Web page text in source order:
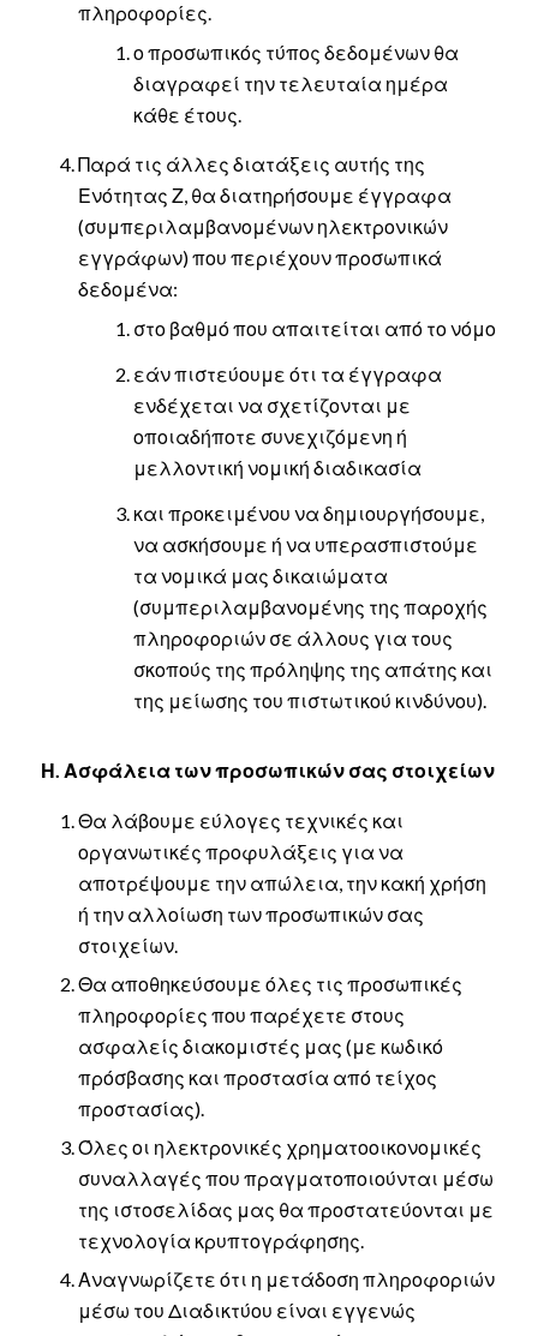
πληροφορίες.
ο προσωπικός τύπος δεδομένων θα
διαγραφεί την τελευταία ημέρα
κάθε έτους.
Παρά τις άλλες διατάξεις αυτής της
Ενότητας Ζ, θα διατηρήσουμε έγγραφα
(συμπεριλαμβανομένων ηλεκτρονικών
εγγράφων) που περιέχουν προσωπικά
δεδομένα:
στο βαθμό που απαιτείται από το νόμο
εάν πιστεύουμε ότι τα έγγραφα
ενδέχεται να σχετίζονται με
οποιαδήποτε συνεχιζόμενη ή
μελλοντική νομική διαδικασία
και προκειμένου να δημιουργήσουμε,
να ασκήσουμε ή να υπερασπιστούμε
τα νομικά μας δικαιώματα
(συμπεριλαμβανομένης της παροχής
πληροφοριών σε άλλους για τους
σκοπούς της πρόληψης της απάτης και
της μείωσης του πιστωτικού κινδύνου).
Η. Ασφάλεια των προσωπικών σας στοιχείων
Θα λάβουμε εύλογες τεχνικές και
οργανωτικές προφυλάξεις για να
αποτρέψουμε την απώλεια, την κακή χρήση
ή την αλλοίωση των προσωπικών σας
στοιχείων.
Θα αποθηκεύσουμε όλες τις προσωπικές
πληροφορίες που παρέχετε στους
ασφαλείς διακομιστές μας (με κωδικό
πρόσβασης και προστασία από τείχος
προστασίας).
Όλες οι ηλεκτρονικές χρηματοοικονομικές
συναλλαγές που πραγματοποιούνται μέσω
της ιστοσελίδας μας θα προστατεύονται με
τεχνολογία κρυπτογράφησης.
Αναγνωρίζετε ότι η μετάδοση πληροφοριών
μέσω του Διαδικτύου είναι εγγενώς